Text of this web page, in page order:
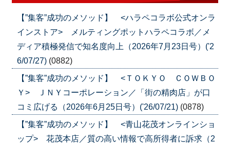
【”集客”成功のメソッド】 <ハラペコラボ公式オンラ
インストア> メルティングポットハラペコラボ／メ
ディア積極発信で知名度向上（2026年7月23日号）('2
6/07/27) (0882)
【”集客”成功のメソッド】 <ＴＯＫＹＯ ＣＯＷＢＯ
Ｙ> ＪＮＹコーポレーション／「街の精肉店」が口
コミ広げる（2026年6月25日号）('26/07/21) (0878)
【”集客”成功のメソッド】 <青山花茂オンラインショ
ップ> 花茂本店／質の高い情報で高所得者に訴求（2